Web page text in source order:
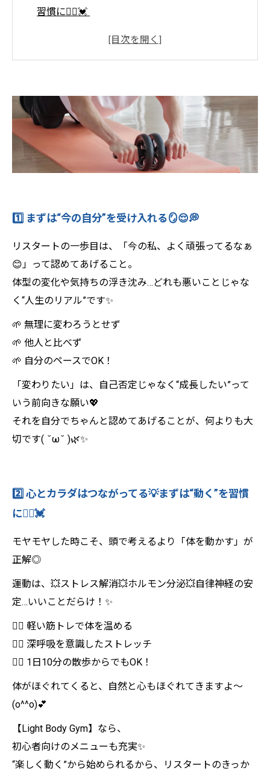
習慣に🏃‍♀️💓
3️⃣ 朝のルーティンが未来を変える☀️🌿💛
6️⃣ 一人じゃなく“誰かと一緒”が力になる🤝🏋️‍♀️💬
よくある質問Q&A📚✨
7️⃣ 小さな「できた！」が“私らしさ”の土台に🏅
😄🎀
トになる👟💫
的に引き締めるパーソナルトレーニング🔥
✨
1️⃣ まずは“今の自分”を受け入れる🪞😌💭
リスタートの一歩目は、「今の私、よく頑張ってるなぁ
😊」って認めてあげること。
体型の変化や気持ちの浮き沈み…どれも悪いことじゃな
く“人生のリアル”です✨
🌱 無理に変わろうとせず
🌱 他人と比べず
🌱 自分のペースでOK！
「変わりたい」は、自己否定じゃなく“成長したい”って
いう前向きな願い💖
それを自分でちゃんと認めてあげることが、何よりも大
切です( ˘ω˘ )🌿✨
2️⃣ 心とカラダはつながってる💡まずは“動く”を習慣
に🏃‍♀️💓
モヤモヤした時こそ、頭で考えるより「体を動かす」が
正解◎
運動は、💥ストレス解消💥ホルモン分泌💥自律神経の安
定…いいことだらけ！✨
🏋️‍♀️ 軽い筋トレで体を温める
🧘‍♀️ 深呼吸を意識したストレッチ
🚶‍♀️ 1日10分の散歩からでもOK！
体がほぐれてくると、自然と心もほぐれてきますよ〜
(o^^o)💕
【Light Body Gym】なら、
初心者向けのメニューも充実✨
“楽しく動く”から始められるから、リスタートのきっか